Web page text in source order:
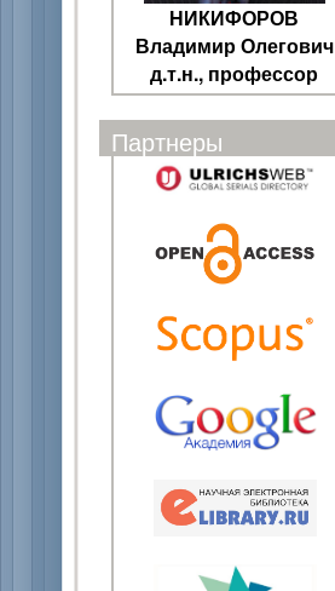
НИКИФОРОВ
Владимир Олегович
д.т.н., профессор
Партнеры